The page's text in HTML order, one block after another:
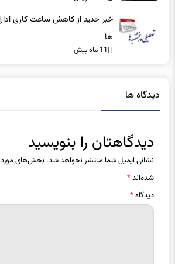
ها
11 ماه پیش
نشانی ایمیل شما منتشر نخواهد شد.بخش‌های
شده‌اند*
دیدگاه*